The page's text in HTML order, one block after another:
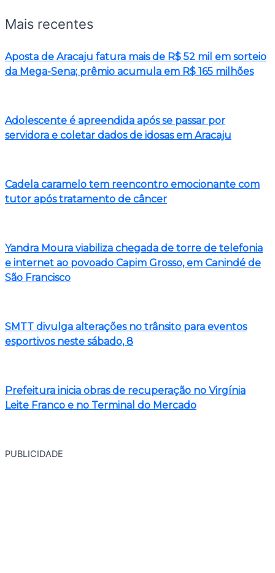
Mais recentes
Aposta de Aracaju fatura mais de R$ 52 mil em sorteio
da Mega-Sena; prêmio acumula em R$ 165 milhões
Adolescente é apreendida após se passar por
servidora e coletar dados de idosas em Aracaju
Cadela caramelo tem reencontro emocionante com
tutor após tratamento de câncer
Yandra Moura viabiliza chegada de torre de telefonia
e internet ao povoado Capim Grosso, em Canindé de
São Francisco
SMTT divulga alterações no trânsito para eventos
esportivos neste sábado, 8
Prefeitura inicia obras de recuperação no Virgínia
Leite Franco e no Terminal do Mercado
PUBLICIDADE